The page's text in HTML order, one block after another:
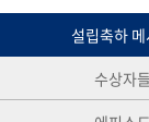
VR 역사관
설립축하 메
수상자들